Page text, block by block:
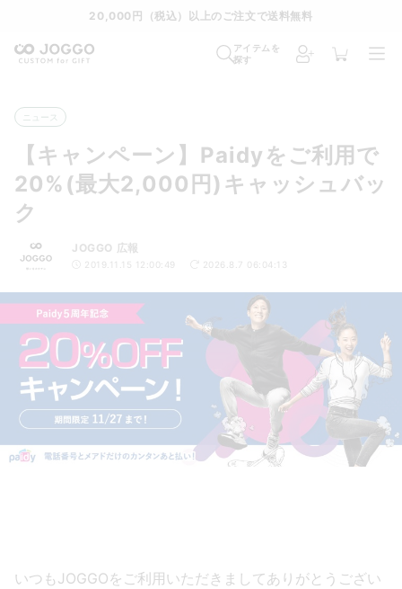
20,000円（税込）以上のご注文で送料無料
アイテムを
探す
ニュース
【キャンペーン】Paidyをご利用で
20%(最大2,000円)キャッシュバッ
ク
JOGGO 広報
2019.11.15 12:00:49 2026.8.7 06:04:13
いつもJOGGOをご利用いただきましてありがとうござい